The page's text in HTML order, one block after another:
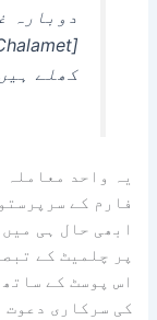
دوبارہ
کھلے
یہ واحد
فارم کے
ابھی حال ہی
پر چلمیٹ کے
کی سرکاری دعوت